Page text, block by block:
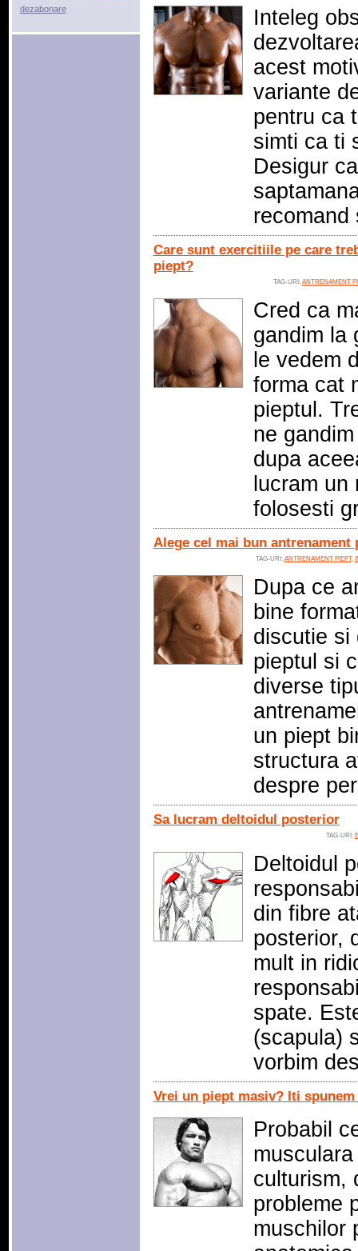
Inteleg
acest
variante
pentru ca
simti ca ti
Desigur
Care sunt exercitiile pe care
piept?
TAG-URI: ANTRENAMENT
Cred ca
gandim la
le vedem
forma cat
pieptul.
ne
dupa
lucram
folosesti
Alege cel mai bun antrenament
TAG-URI: ANTRENAMENT PIEPT,
Dupa ce
bine
discutie si
pieptul si
diverse
un piept
structura
despre
Sa lucram deltoidul posterior
TAG-URI:
Deltoidul
din fibre
posterior,
mult in
spate.
(scapula)
vorbim
Vrei un piept masiv? Iti
Probabil
culturism,
probleme
muschilor
dezabonare